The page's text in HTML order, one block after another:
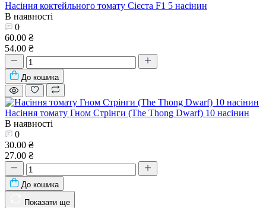
Насіння коктейльного томату Сієста F1 5 насінин
В наявності
0
60.00 ₴
54.00 ₴
До кошика
Насіння томату Гном Стрінги (The Thong Dwarf) 10 насінин
В наявності
0
30.00 ₴
27.00 ₴
До кошика
Показати ще